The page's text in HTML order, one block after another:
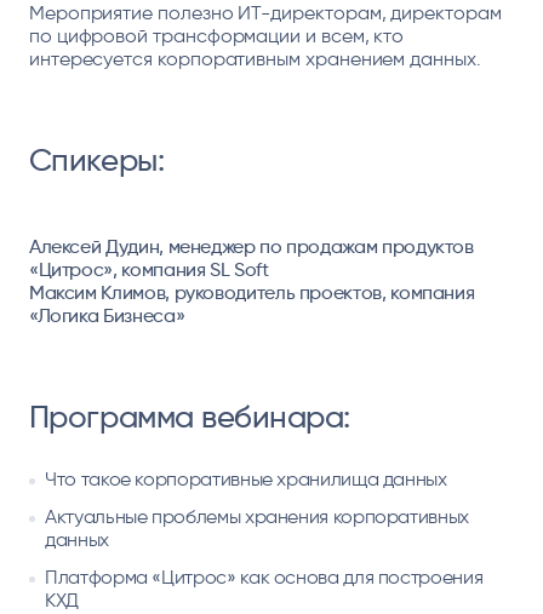
Мероприятие полезно ИТ-директорам, директорам
по цифровой трансформации и всем, кто
интересуется корпоративным хранением данных.
Спикеры:
Алексей Дудин, менеджер по продажам продуктов
«Цитрос», компания SL Soft
Максим Климов, руководитель проектов, компания
«Логика Бизнеса»
Программа вебинара:
Что такое корпоративные хранилища данных
Актуальные проблемы хранения корпоративных
данных
Платформа «Цитрос» как основа для построения
КХД